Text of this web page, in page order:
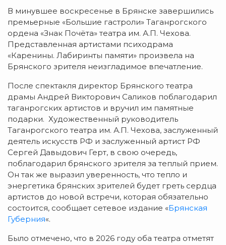
В минувшее воскресенье в Брянске завершились
премьерные «Большие гастроли» Таганрогского
ордена «Знак Почёта» театра им. А.П. Чехова.
Представленная артистами психодрама
«Каренины. Лабиринты памяти» произвела на
Брянского зрителя неизгладимое впечатление.
После спектакля директор Брянского театра
драмы Андрей Викторович Саликов поблагодарил
таганрогских артистов и вручил им памятные
подарки. Художественный руководитель
Таганрогского театра им. А.П. Чехова, заслуженный
деятель искусств РФ и заслуженный артист РФ
Сергей Давыдович Герт, в свою очередь,
поблагодарил брянского зрителя за теплый прием.
Он так же выразил уверенность, что тепло и
энергетика брянских зрителей будет греть сердца
артистов до новой встречи, которая обязательно
состоится, сообщает сетевое издание «Брянская
Губерния«.
Было отмечено, что в 2026 году оба театра отметят